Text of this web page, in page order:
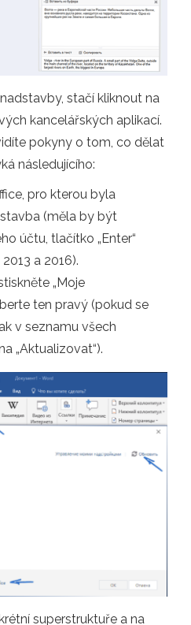
stačí kliknout na
kancelářských aplikací.
pokyny o tom, co dělat
následujícího:
pro kterou byla
(měla by být
účtu, tlačítko „Enter“
a 2016).
„Moje
ten pravý (pokud se
v seznamu všech
„Aktualizovat“).
superstruktuře a na